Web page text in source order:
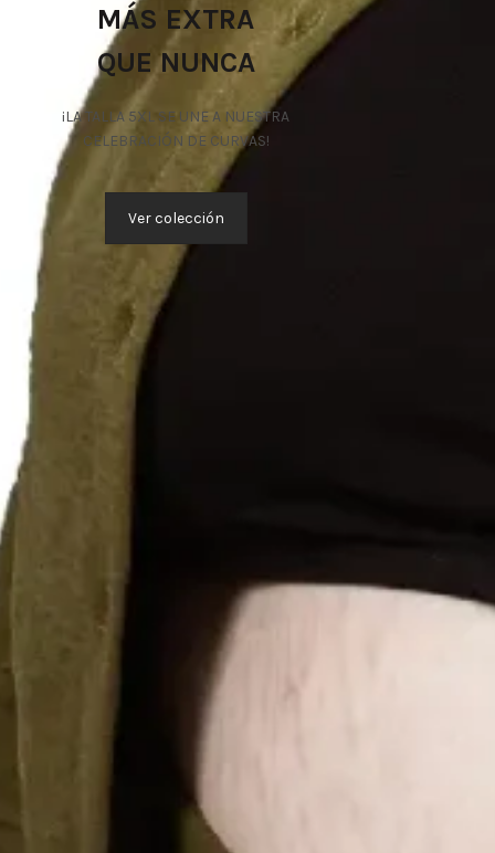
MÁS EXTRA
QUE NUNCA
¡LA TALLA 5XL SE UNE A NUESTRA
CELEBRACIÓN DE CURVAS!
Ver colección